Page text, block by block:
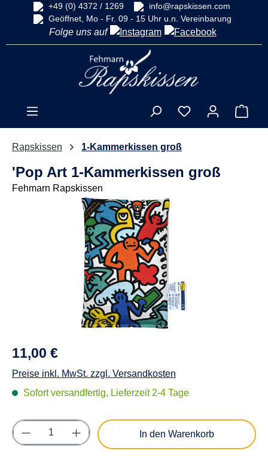
springen
+49 (0) 4372 / 1269
info@rapskissen.com
Geöffnet, Mo - Fr. 09 - 15 Uhr u.n. Vereinbarung
Folge uns auf
Rapskissen 1-Kammerkissen groß
'Pop Art 1-Kammerkissen groß
Fehmarn Rapskissen
Bildergalerie überspringen
11,00 €
Preise inkl. MwSt. zzgl. Versandkosten
Sofort versandfertig, Lieferzeit 2-4 Tage
Produkt Anzahl: Gib den gewünschten
In den Warenkorb